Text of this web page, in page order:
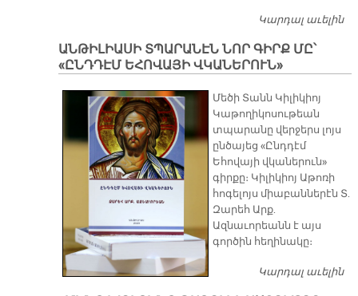
Կարդալ աւելին
ԱՆԹԻԼԻԱՍԻ ՏՊԱՐԱՆԷՆ ՆՈՐ ԳԻՐՔ ՄԸ՝
«ԸՆԴԴԷՄ ԵՀՈՎԱՅԻ ՎԿԱՆԵՐՈՒՆ»
Մեծի Տանն Կիլիկիոյ
Կաթողիկոսութեան
տպարանը վերջերս լոյս
ընծայեց «Ընդդէմ
Եհովայի վկաներուն»
գիրքը։ Կիլիկիոյ Աթոռի
հոգելոյս միաբաններէն Տ.
Զարեհ Արք.
Ազնաւորեանն է այս
գործին հեղինակը։
Կարդալ աւելին